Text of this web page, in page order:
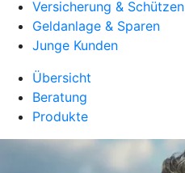
Versicherung & Schützen
Geldanlage & Sparen
Junge Kunden
Übersicht
Beratung
Produkte